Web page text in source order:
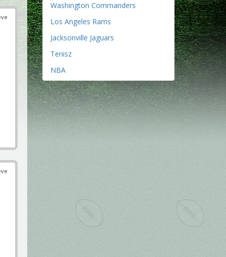
Washington Commanders
Los Angeles Rams
Jacksonville Jaguars
Tenisz
NBA